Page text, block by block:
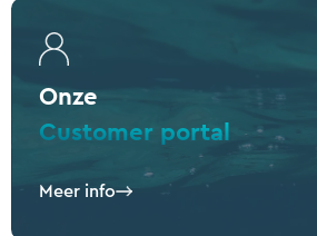
Onze
Customer portal
Meer info